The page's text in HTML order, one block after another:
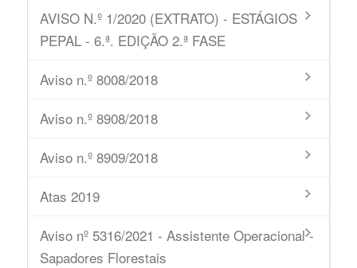
AVISO N.º 1/2020 (EXTRATO) - ESTÁGIOS
PEPAL - 6.ª. EDIÇÃO 2.ª FASE
Aviso n.º 8008/2018
Aviso n.º 8908/2018
Aviso n.º 8909/2018
Atas 2019
Aviso nº 5316/2021 - Assistente Operacional -
Sapadores Florestais